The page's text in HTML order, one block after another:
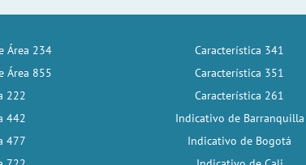
Área 234
Área 855
222
442
477
Característica 341
Característica 351
Característica 261
Indicativo de Barranquilla
Indicativo de Bogotá